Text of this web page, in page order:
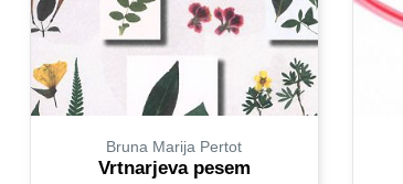
Bruna Marija Pertot
Vrtnarjeva pesem